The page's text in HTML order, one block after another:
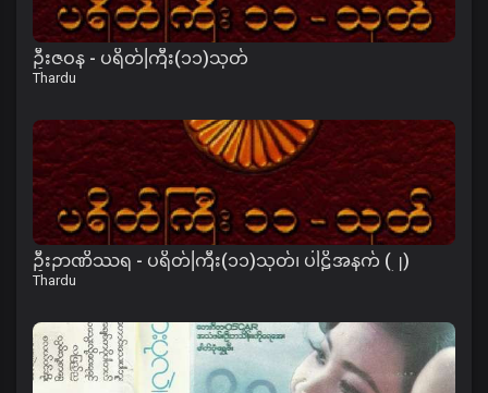
ဦးဇဝန - ပရိတ်ကြီး(၁၁)သုတ်
Thardu
ဦးဉာဏိဿရ - ပရိတ်ကြီး(၁၁)သုတ်၊ ပါဠိအနက် (၂)
Thardu